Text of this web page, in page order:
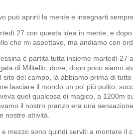
può aprirti la mente e insegnarti
27 con questa idea in mente, e
che mi aspettavo, ma andiamo con
è partita tutta insieme martedì 27
di Militello, dove, dopo poco siamo
sito del campo, là abbiamo prima di
lasciare il mondo un po' più pulito,
quel qualcosa di magico, a 1200m
il nostro pranzo era una
nostre attività.
mezzo sono quindi serviti a montare il